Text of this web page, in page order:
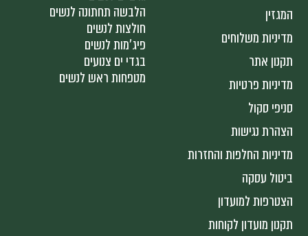
המגזין
מדיניות משלוחים
תקנון אתר
מדיניות פרטיות
סניפי סקול
הצהרת נגישות
מדיניות החלפות והחזרות
ביטול עסקה
הצטרפות למועדון
תקנון מועדון לקוחות
הלבשה תחתונה לנשים
חולצות לנשים
פיג'מות לנשים
בגדי ים צנועים
מטפחות ראש לנשים